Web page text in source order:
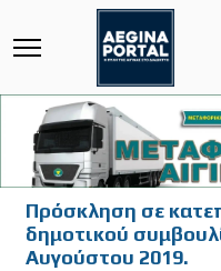
Πρόσκληση σε
δημοτικού
Αυγούστου 2019.